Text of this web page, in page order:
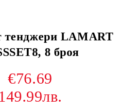
тенджери LAMART
8 броя
€76.69
149.99лв.